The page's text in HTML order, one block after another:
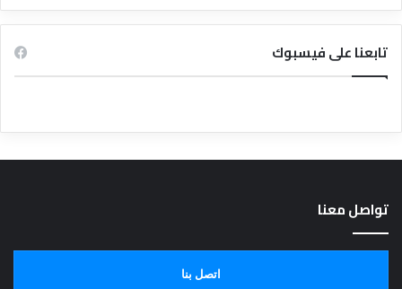
تابعنا على فيسبوك
تواصل معنا
اتصل بنا